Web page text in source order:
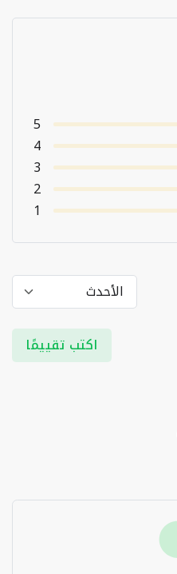
5
4
3
2
1
اكتب تقييمًا